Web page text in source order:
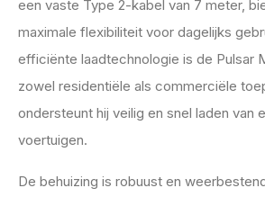
een vaste Type 2-kabel van 7 meter,
maximale flexibiliteit voor dagelijks
efficiënte laadtechnologie is de Pulsar
zowel residentiële als commerciële
ondersteunt hij veilig en snel laden van
voertuigen.
De behuizing is robuust en